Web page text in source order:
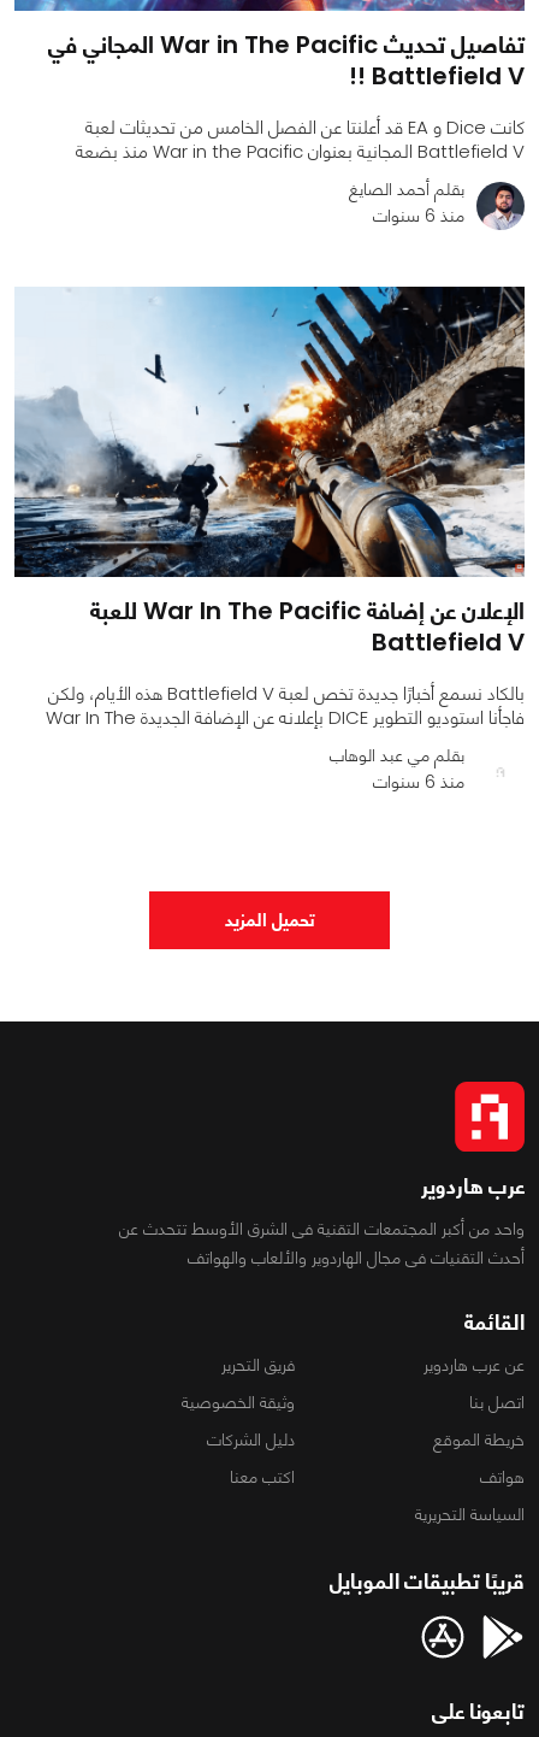
تفاصيل تحديث War in The Pacific المجاني في
Battlefield V !!
كانت Dice و EA قد أعلنتا عن الفصل الخامس من تحديثات لعبة
Battlefield V المجانية بعنوان War in the Pacific منذ بضعة
بقلم أحمد الصايغ
منذ 6 سنوات
الإعلان عن إضافة War In The Pacific للعبة
Battlefield V
بالكاد نسمع أخبارًا جديدة تخص لعبة Battlefield V هذه الأيام، ولكن
فاجأنا استوديو التطوير DICE بإعلانه عن الإضافة الجديدة War In The
بقلم مي عبد الوهاب
منذ 6 سنوات
تحميل المزيد
عرب هاردوير
واحد من أكبر المجتمعات التقنية فى الشرق الأوسط تتحدث عن
أحدث التقنيات فى مجال الهاردوير والألعاب والهواتف
القائمة
عن عرب هاردوير
فريق التحرير
اتصل بنا
وثيقة الخصوصية
خريطة الموقع
دليل الشركات
هواتف
اكتب معنا
السياسة التحريرية
قريبًا تطبيقات الموبايل
تابعونا على